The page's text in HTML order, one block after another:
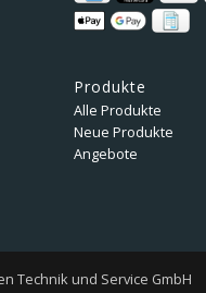
Produkte
Alle Produkte
Neue Produkte
Angebote
Technik und Service GmbH